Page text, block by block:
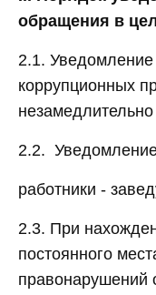
обращения в
2.1.
коррупционных
2.2.
работники -
2.3. При
постоянного
правонарушений